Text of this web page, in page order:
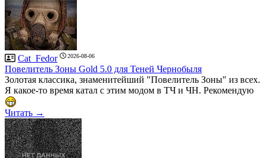
Cat_Fedor 2026-08-06
Повелитель Зоны Gold 5.0 для Теней Чернобыля
Золотая классика, знаменитейший "Повелитель Зоны" из всех.
Я какое-то время катал с этим модом в ТЧ и ЧН. Рекомендую
Читать →